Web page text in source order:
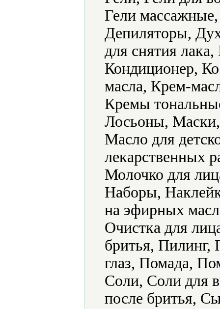
Гели
Депиляторы,
для снятия
Кондиционер,
масла, Крем-
Кремы
Лосьоны,
Масло для
лекарственных
Молочко для
Наборы,
на эфирных
Очистка для
бритья, Пилинг,
глаз, Помада,
Соли, Соли для
после бритья,